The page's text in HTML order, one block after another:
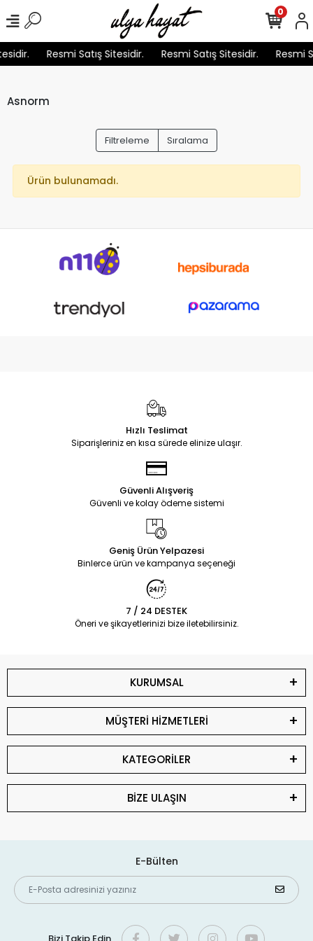
Resmi Satış Sitesidir. Resmi Satış Sitesidir. Resmi
0
Asnorm
Filtreleme Sıralama
Ürün bulunamadı.
Hızlı Teslimat
Siparişleriniz en kısa sürede elinize ulaşır.
Güvenli Alışveriş
Güvenli ve kolay ödeme sistemi
Geniş Ürün Yelpazesi
Binlerce ürün ve kampanya seçeneği
7 / 24 DESTEK
Öneri ve şikayetlerinizi bize iletebilirsiniz.
KURUMSAL
MÜŞTERİ HİZMETLERİ
KATEGORİLER
BİZE ULAŞIN
E-Bülten